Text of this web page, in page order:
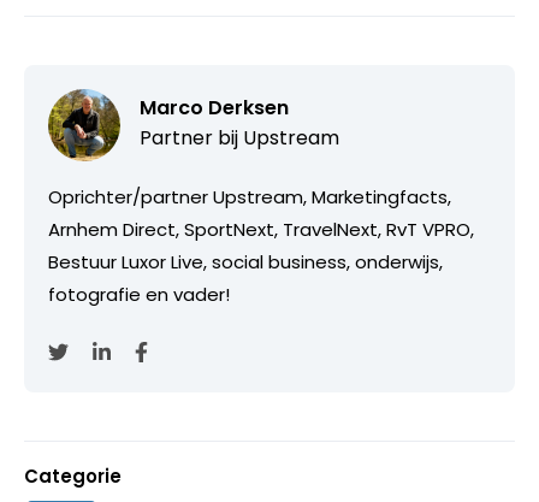
Marco Derksen
Partner bij Upstream
Oprichter/partner Upstream, Marketingfacts,
Arnhem Direct, SportNext, TravelNext, RvT VPRO,
Bestuur Luxor Live, social business, onderwijs,
fotografie en vader!
Categorie